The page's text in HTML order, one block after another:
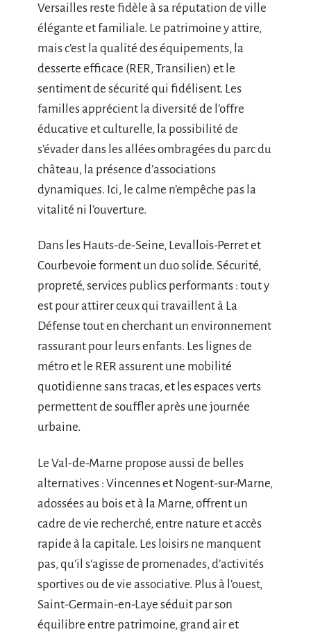
Versailles reste fidèle à sa réputation de ville
élégante et familiale. Le patrimoine y attire,
mais c’est la qualité des équipements, la
desserte efficace (RER, Transilien) et le
sentiment de sécurité qui fidélisent. Les
familles apprécient la diversité de l’offre
éducative et culturelle, la possibilité de
s’évader dans les allées ombragées du parc du
château, la présence d’associations
dynamiques. Ici, le calme n’empêche pas la
vitalité ni l’ouverture.
Dans les Hauts-de-Seine, Levallois-Perret et
Courbevoie forment un duo solide. Sécurité,
propreté, services publics performants : tout y
est pour attirer ceux qui travaillent à La
Défense tout en cherchant un environnement
rassurant pour leurs enfants. Les lignes de
métro et le RER assurent une mobilité
quotidienne sans tracas, et les espaces verts
permettent de souffler après une journée
urbaine.
Le Val-de-Marne propose aussi de belles
alternatives : Vincennes et Nogent-sur-Marne,
adossées au bois et à la Marne, offrent un
cadre de vie recherché, entre nature et accès
rapide à la capitale. Les loisirs ne manquent
pas, qu’il s’agisse de promenades, d’activités
sportives ou de vie associative. Plus à l’ouest,
Saint-Germain-en-Laye séduit par son
équilibre entre patrimoine, grand air et